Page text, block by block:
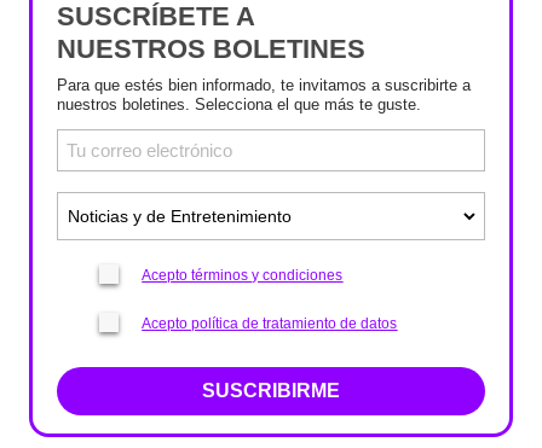
SUSCRÍBETE A
NUESTROS BOLETINES
Para que estés bien informado, te invitamos a suscribirte a
nuestros boletines. Selecciona el que más te guste.
Acepto términos y condiciones
Acepto política de tratamiento de datos
SUSCRIBIRME